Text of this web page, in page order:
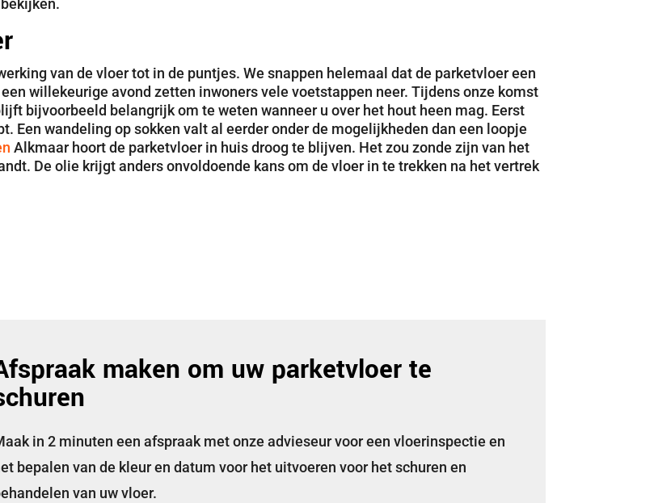
van de vloer tot in de puntjes. We snappen helemaal dat de parketvloer een
willekeurige avond zetten inwoners vele voetstappen neer. Tijdens onze komst
bijvoorbeeld belangrijk om te weten wanneer u over het hout heen mag. Eerst
Een wandeling op sokken valt al eerder onder de mogelijkheden dan een loopje
Alkmaar hoort de parketvloer in huis droog te blijven. Het zou zonde zijn van het
De olie krijgt anders onvoldoende kans om de vloer in te trekken na het vertrek
maken om uw parketvloer te
in 2 minuten een afspraak met onze advieseur voor een vloerinspectie en
bepalen van de kleur en datum voor het uitvoeren voor het schuren en
van uw vloer.